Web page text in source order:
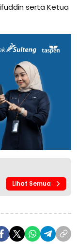
serta Ketua
Lihat Semua